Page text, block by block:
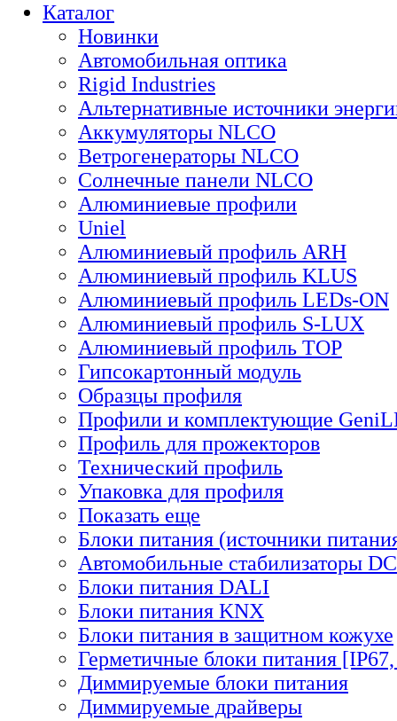
Каталог
Новинки
Автомобильная оптика
Rigid Industries
Альтернативные источники
Аккумуляторы NLCO
Ветрогенераторы NLCO
Солнечные панели NLCO
Алюминиевые профили
Uniel
Алюминиевый профиль ARH
Алюминиевый профиль KLUS
Алюминиевый профиль LEDs-ON
Алюминиевый профиль S-LUX
Алюминиевый профиль TOP
Гипсокартонный модуль
Образцы профиля
Профили и комплектующие
Профиль для прожекторов
Технический профиль
Упаковка для профиля
Показать еще
Блоки питания (источники
Автомобильные стабилизаторы
Блоки питания DALI
Блоки питания KNX
Блоки питания в защитном кожухе
Герметичные блоки питания
Диммируемые блоки питания
Диммируемые драйверы